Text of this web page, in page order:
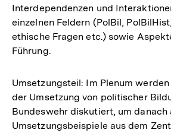
Interdependenzen und
einzelnen Feldern (PolBil,
ethische Fragen etc.) sowie
Führung.
Umsetzungsteil: Im Plenum
der Umsetzung von politischer
Bundeswehr diskutiert, um danach
Umsetzungsbeispiele aus dem